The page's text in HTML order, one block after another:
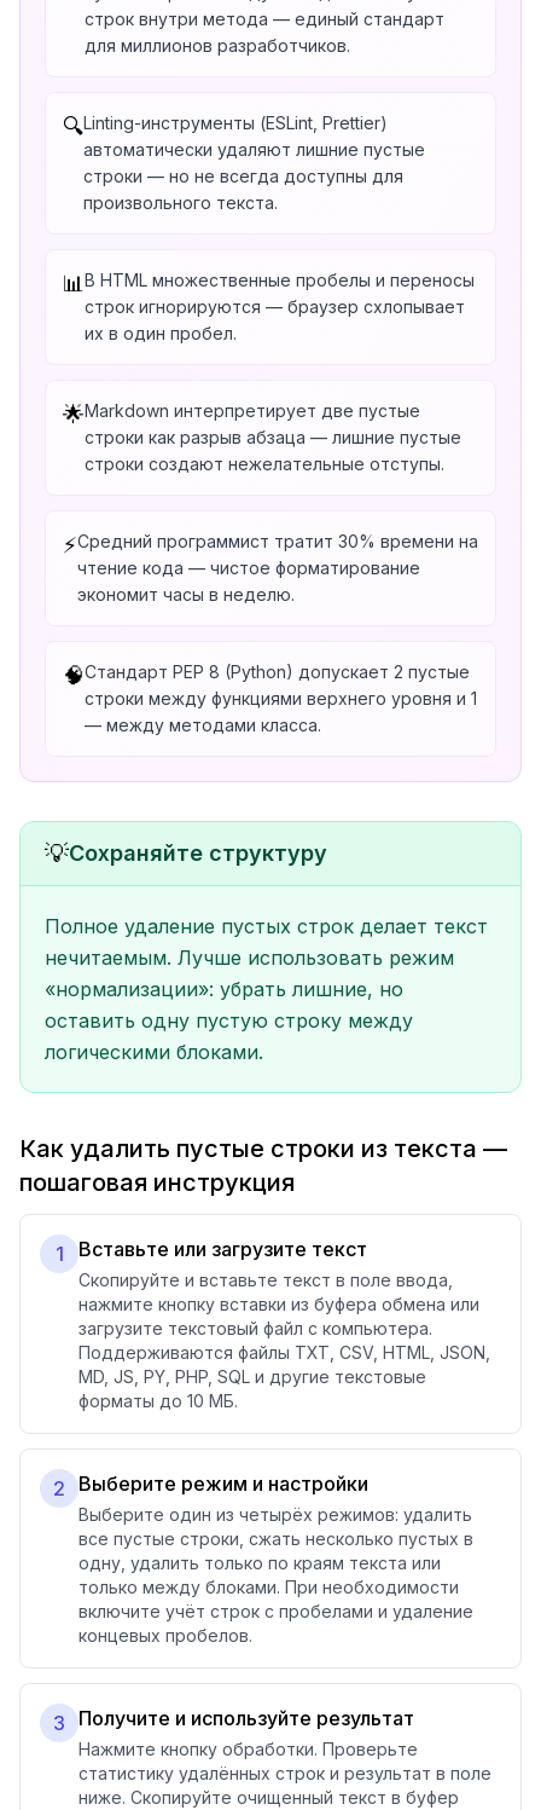
строк внутри метода — единый стандарт
для миллионов разработчиков.
🔍Linting-инструменты (ESLint, Prettier)
автоматически удаляют лишние пустые
строки — но не всегда доступны для
произвольного текста.
📊 В HTML множественные пробелы и переносы
строк игнорируются — браузер схлопывает
их в один пробел.
🌟Markdown интерпретирует две пустые
строки как разрыв абзаца — лишние пустые
строки создают нежелательные отступы.
⚡Средний программист тратит 30% времени на
чтение кода — чистое форматирование
экономит часы в неделю.
🧠Стандарт PEP 8 (Python) допускает 2 пустые
строки между функциями верхнего уровня и 1
— между методами класса.
💡Сохраняйте структуру
Полное удаление пустых строк делает текст
нечитаемым. Лучше использовать режим
«нормализации»: убрать лишние, но
оставить одну пустую строку между
логическими блоками.
Как удалить пустые строки из текста —
пошаговая инструкция
1 Вставьте или загрузите текст
Скопируйте и вставьте текст в поле ввода,
нажмите кнопку вставки из буфера обмена или
загрузите текстовый файл с компьютера.
Поддерживаются файлы TXT, CSV, HTML, JSON,
MD, JS, PY, PHP, SQL и другие текстовые
форматы до 10 МБ.
2 Выберите режим и настройки
Выберите один из четырёх режимов: удалить
все пустые строки, сжать несколько пустых в
одну, удалить только по краям текста или
только между блоками. При необходимости
включите учёт строк с пробелами и удаление
концевых пробелов.
3 Получите и используйте результат
Нажмите кнопку обработки. Проверьте
статистику удалённых строк и результат в поле
ниже. Скопируйте очищенный текст в буфер